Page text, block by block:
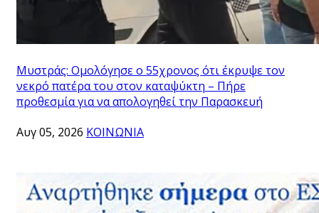
Μυστράς: Ομολόγησε ο 55χρονος ότι έκρυψε τον
νεκρό πατέρα του στον καταψύκτη – Πήρε
προθεσμία για να απολογηθεί την Παρασκευή
Αυγ 05, 2026 ΚΟΙΝΩΝΙΑ